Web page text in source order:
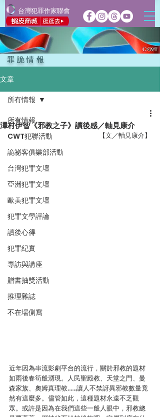
台灣犯罪作家聯會
罪詭情報
文章
所有情報
CWT犯聯活動
詭祕客俱樂部活動
台灣犯罪文壇
亞洲犯罪文壇
歐美犯罪文壇
犯罪文學評論
讀後心得
犯罪紀實
專訪與講座
贈書抽獎活動
推理雜誌
不在場側寫
所有情報
澤村伊智《邪教之子》讀後感／軸見康介
【文／軸見康介】
近年因為串流影劇平台的流行，關於邪教的題材
如雨後春筍般湧現。人民聖殿教、天堂之門、曼
森家族、奧姆真理教……讓人不禁訝異邪教數量竟
然有這麼多。儘管如此，這種題材永遠不乏觀
眾。或許是因為在我們這些一般人眼中，邪教總